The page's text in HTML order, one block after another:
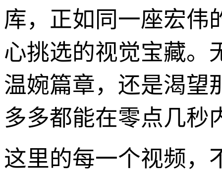
库，正如同一座宏伟
心挑选的视觉宝藏。
温婉篇章，还是渴望
多多都能在零点几秒
这里的每一个视频，